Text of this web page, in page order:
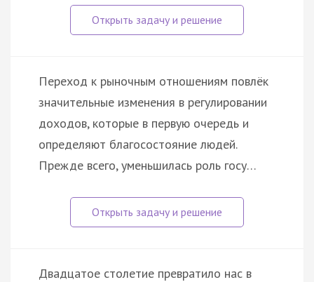
Переход к рыночным отношениям повлёк
значительные изменения в регулировании
доходов, которые в первую очередь и
определяют благосостояние людей.
Прежде всего, уменьшилась роль госу…
Двадцатое столетие превратило нас в